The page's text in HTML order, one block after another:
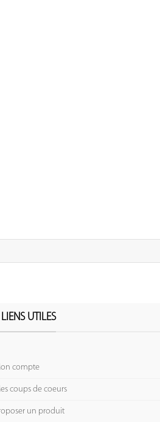
LIENS UTILES
compte
coups de coeurs
un produit